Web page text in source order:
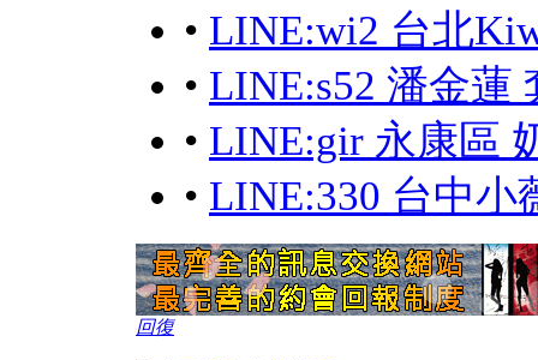
• LINE:wi2 台北
• LINE:s52 潘金蓮
• LINE:gir 永康區
• LINE:330 台中小
回復